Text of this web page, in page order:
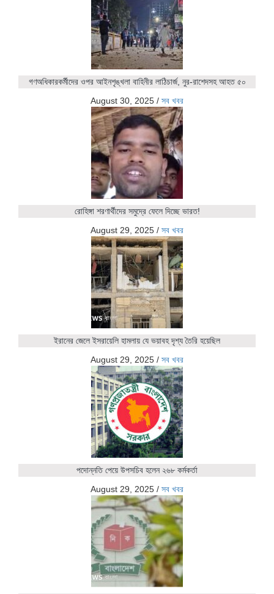
গণঅধিকারকর্মীদের ওপর আইনশৃঙ্খলা বাহিনীর লাঠিচার্জ, নুর-রাশেদসহ আহত ৫০
August 30, 2025 / সব খবর
রোহিঙ্গা শরণার্থীদের সমুদ্রে ফেলে দিচ্ছে ভারত!
August 29, 2025 / সব খবর
ইরানের জেলে ইসরায়েলি হামলায় যে ভয়াবহ দৃশ্য তৈরি হয়েছিল
August 29, 2025 / সব খবর
পদোন্নতি পেয়ে উপসচিব হলেন ২৬৮ কর্মকর্তা
August 29, 2025 / সব খবর